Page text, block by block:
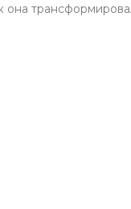
она